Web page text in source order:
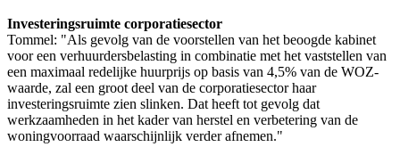
Investeringsruimte corporatiesector
Tommel: "Als gevolg van de voorstellen van het beoogde kabinet
voor een verhuurdersbelasting in combinatie met het vaststellen van
een maximaal redelijke huurprijs op basis van 4,5% van de WOZ-
waarde, zal een groot deel van de corporatiesector haar
investeringsruimte zien slinken. Dat heeft tot gevolg dat
werkzaamheden in het kader van herstel en verbetering van de
woningvoorraad waarschijnlijk verder afnemen."